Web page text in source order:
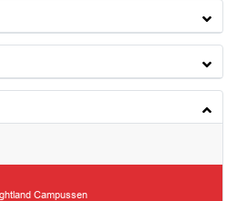
Campussen